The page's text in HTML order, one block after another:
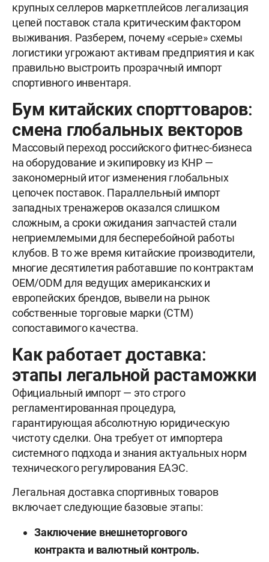
крупных селлеров маркетплейсов легализация
цепей поставок стала критическим фактором
выживания. Разберем, почему «серые» схемы
логистики угрожают активам предприятия и как
правильно выстроить прозрачный импорт
спортивного инвентаря.
Бум китайских спорттоваров:
смена глобальных векторов
Массовый переход российского фитнес-бизнеса
на оборудование и экипировку из КНР —
закономерный итог изменения глобальных
цепочек поставок. Параллельный импорт
западных тренажеров оказался слишком
сложным, а сроки ожидания запчастей стали
неприемлемыми для бесперебойной работы
клубов. В то же время китайские производители,
многие десятилетия работавшие по контрактам
OEM/ODM для ведущих американских и
европейских брендов, вывели на рынок
собственные торговые марки (СТМ)
сопоставимого качества.
Как работает доставка:
этапы легальной растаможки
Официальный импорт — это строго
регламентированная процедура,
гарантирующая абсолютную юридическую
чистоту сделки. Она требует от импортера
системного подхода и знания актуальных норм
технического регулирования ЕАЭС.
Легальная доставка спортивных товаров
включает следующие базовые этапы:
Заключение внешнеторгового
контракта и валютный контроль.